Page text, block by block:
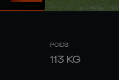
POIDS
113 KG